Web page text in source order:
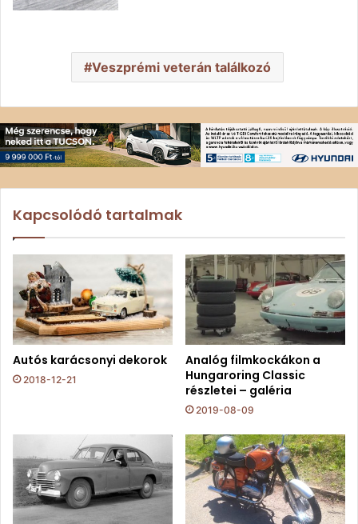
Veszprémi veterán találkozó
Kapcsolódó tartalmak
Autós karácsonyi dekorok
2018-12-21
Analóg filmkockákon a
Hungaroring Classic
részletei – galéria
2019-08-09